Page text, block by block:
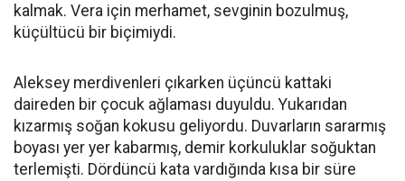
kalmak. Vera için merhamet, sevginin bozulmuş,
küçültücü bir biçimiydi.
Aleksey merdivenleri çıkarken üçüncü kattaki
daireden bir çocuk ağlaması duyuldu. Yukarıdan
kızarmış soğan kokusu geliyordu. Duvarların sararmış
boyası yer yer kabarmış, demir korkuluklar soğuktan
terlemişti. Dördüncü kata vardığında kısa bir süre